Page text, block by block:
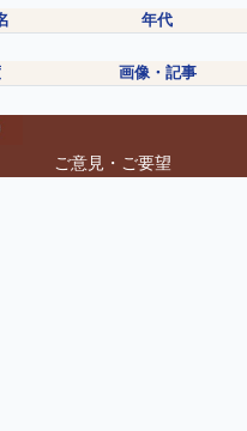
年代
画像・記事
ご意見・ご要望